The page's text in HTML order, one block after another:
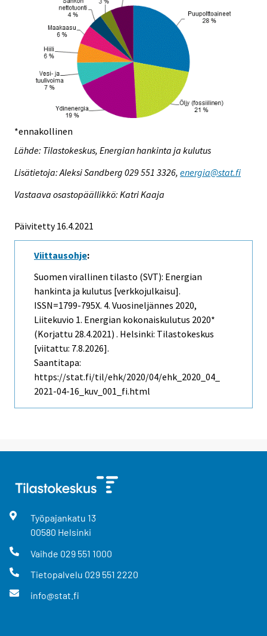
*ennakollinen
Lähde: Tilastokeskus, Energian hankinta ja kulutus
Lisätietoja: Aleksi Sandberg 029 551 3326, energia@stat.fi
Vastaava osastopäällikkö: Katri Kaaja
Päivitetty 16.4.2021
Viittausohje:
Suomen virallinen tilasto (SVT): Energian
hankinta ja kulutus [verkkojulkaisu].
ISSN=1799-795X. 4. Vuosineljännes 2020,
Liitekuvio 1. Energian kokonaiskulutus 2020*
(Korjattu 28.4.2021) . Helsinki: Tilastokeskus
[viitattu: 7.8.2026].
Saantitapa:
https://stat.fi/til/ehk/2020/04/ehk_2020_04_
2021-04-16_kuv_001_fi.html
Työpajankatu 13
00580 Helsinki
Vaihde 029 551 1000
Tietopalvelu 029 551 2220
info@stat.fi